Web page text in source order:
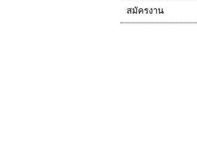
สมัครงาน